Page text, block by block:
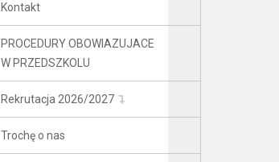
Kontakt
PROCEDURY OBOWIAZUJACE
W PRZEDSZKOLU
Rekrutacja 2026/2027
Trochę o nas